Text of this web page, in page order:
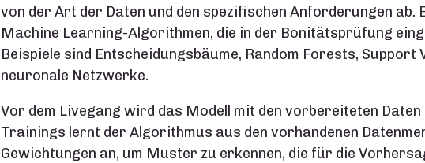
von der Art der Daten und den spezifischen Anforderungen ab.
Machine Learning-Algorithmen, die in der Bonitätsprüfung
Beispiele sind Entscheidungsbäume, Random Forests, Support
neuronale Netzwerke.
Vor dem Livegang wird das Modell mit den vorbereiteten
Trainings lernt der Algorithmus aus den vorhandenen
Gewichtungen an, um Muster zu erkennen, die für die